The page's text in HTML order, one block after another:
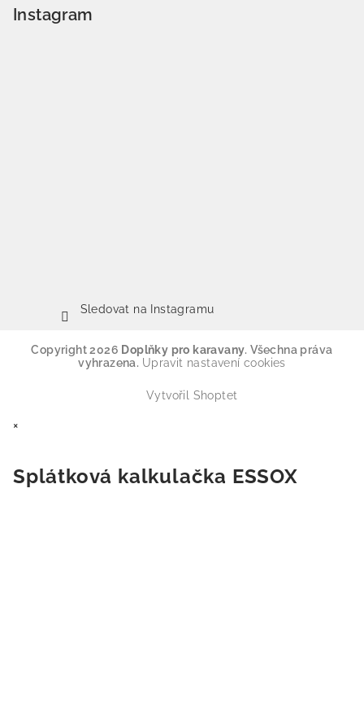
Instagram
Sledovat na Instagramu
Copyright 2026 Doplňky pro karavany. Všechna práva
vyhrazena. Upravit nastavení cookies
Vytvořil Shoptet
×
Splátková kalkulačka ESSOX